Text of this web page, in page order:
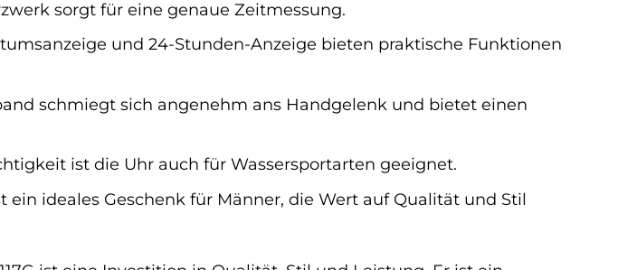
sorgt für eine genaue Zeitmessung.
und 24-Stunden-Anzeige bieten praktische Funktionen
schmiegt sich angenehm ans Handgelenk und bietet einen
ist die Uhr auch für Wassersportarten geeignet.
ein ideales Geschenk für Männer, die Wert auf Qualität und Stil